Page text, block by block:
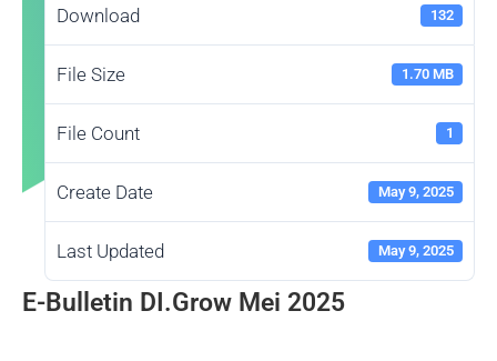
Download 132
File Size 1.70 MB
File Count 1
Create Date May 9, 2025
Last Updated May 9, 2025
E-Bulletin DI.Grow Mei 2025